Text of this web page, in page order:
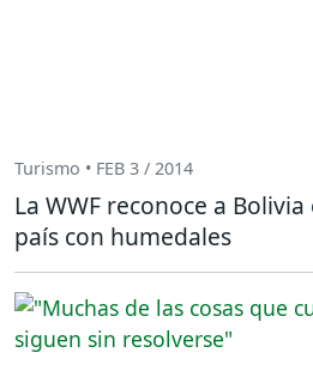
Turismo • FEB 3 / 2014
La WWF reconoce a
país con humedales